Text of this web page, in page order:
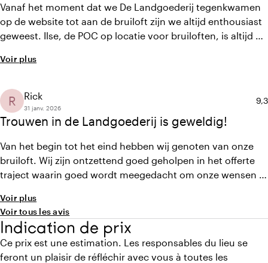
Vanaf het moment dat we De Landgoederij tegenkwamen
op de website tot aan de bruiloft zijn we altijd enthousiast
geweest. Ilse, de POC op locatie voor bruiloften, is altijd en
Daarnaast denken ze mee en/of delen hun ervaringen, op
hebben heerlijk gegeten en een fles bacardi toevoegen
was geen enkel probleem
Voir plus
Trouwen in de Landgoederij is geweldig!
R Rick
31 janv. 2026
9,3
Van het begin tot het eind hebben wij genoten van onze
bruiloft. Wij zijn ontzettend goed geholpen in het offerte
traject waarin goed wordt meegedacht om onze wensen te
telkens weer een andere belevenis geeft per onderdeel van
de bruiloft. De totale beleving van de locatie in combinatie
met de gastvrijheid van het personeel heeft ons een
topdag gegeven!
Voir plus
Voir tous les avis
Indication de prix
Ce prix est une estimation. Les responsables du lieu se
feront un plaisir de réfléchir avec vous à toutes les